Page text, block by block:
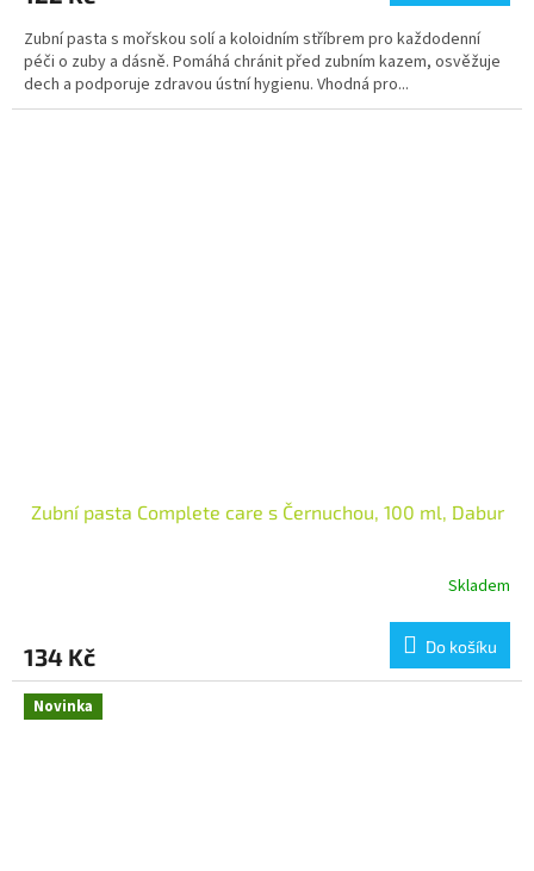
Zubní pasta s mořskou solí a koloidním stříbrem pro každodenní
péči o zuby a dásně. Pomáhá chránit před zubním kazem, osvěžuje
dech a podporuje zdravou ústní hygienu. Vhodná pro...
Zubní pasta Complete care s Černuchou, 100 ml, Dabur
Skladem
134 Kč Do košíku
Novinka